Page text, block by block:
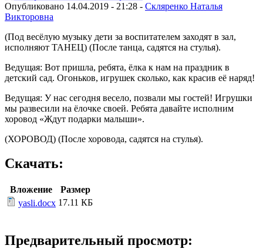
Опубликовано 14.04.2019 - 21:28 - Скляренко Наталья
Викторовна
(Под весёлую музыку дети за воспитателем заходят в зал,
исполняют ТАНЕЦ) (После танца, садятся на стулья).
Ведущая: Вот пришла, ребята, ёлка к нам на праздник в
детский сад. Огоньков, игрушек сколько, как красив её наряд!
Ведущая: У нас сегодня весело, позвали мы гостей! Игрушки
мы развесили на ёлочке своей. Ребята давайте исполним
хоровод «Ждут подарки малыши».
(ХОРОВОД) (После хоровода, садятся на стулья).
Скачать:
Вложение
Размер
yasli.docx 17.11 КБ
Предварительный просмотр: